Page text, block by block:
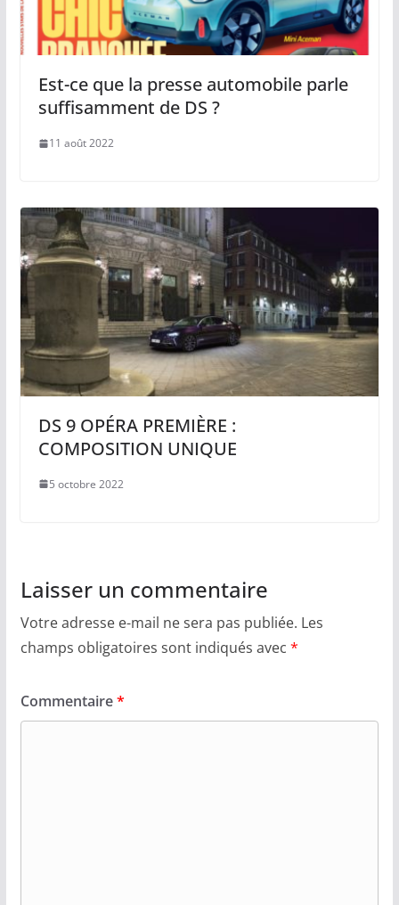
Est-ce que la presse automobile parle
suffisamment de DS ?
11 août 2022
DS 9 OPÉRA PREMIÈRE :
COMPOSITION UNIQUE
5 octobre 2022
Laisser un commentaire
Votre adresse e-mail ne sera pas publiée. Les
champs obligatoires sont indiqués avec *
Commentaire*